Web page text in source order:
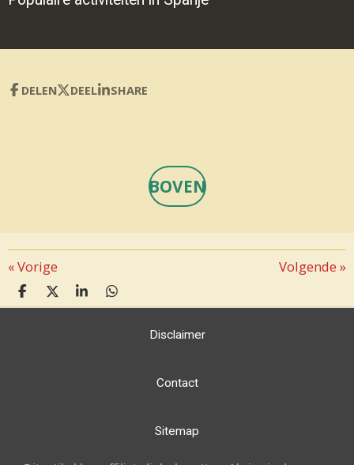
DELEN DEEL SHARE
BOVEN
«Vorige Volgende »
D
E
D
E
S
H
D
E
Disclaimer
Contact
Sitemap